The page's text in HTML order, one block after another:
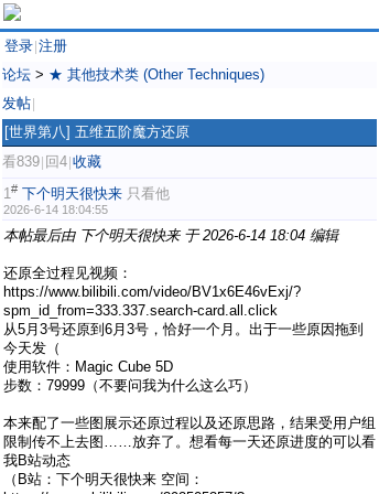
登录 注册
论坛 > ★ 其他技术类 (Other Techniques)
发帖
[世界第八] 五维五阶魔方还原
看839 回4 收藏
1# 下个明天很快来 只看他
2026-6-14 18:04:55
本帖最后由 下个明天很快来 于 2026-6-14 18:04 编辑
还原全过程见视频：
https://www.bilibili.com/video/BV1x6E46vExj/?
spm_id_from=333.337.search-card.all.click
从5月3号还原到6月3号，恰好一个月。出于一些原因拖到
今天发（
使用软件：Magic Cube 5D
步数：79999（不要问我为什么这么巧）
本来配了一些图展示还原过程以及还原思路，结果受用户组
限制传不上去图……放弃了。想看每一天还原进度的可以看
我B站动态
（B站：下个明天很快来 空间：